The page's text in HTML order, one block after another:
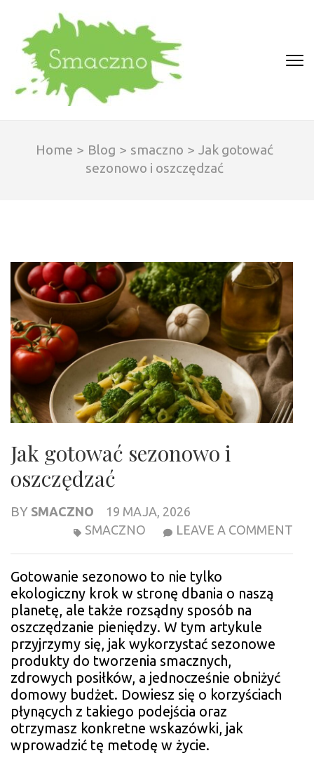
content
(Press
Enter)
Home > Blog > smaczno > Jak gotować
sezonowo i oszczędzać
Jak gotować sezonowo i
oszczędzać
BY SMACZNO
19 MAJA, 2026
LEAVE A COMMENT
SMACZNO
Gotowanie sezonowo to nie tylko
ekologiczny krok w stronę dbania o naszą
planetę, ale także rozsądny sposób na
oszczędzanie pieniędzy. W tym artykule
przyjrzymy się, jak wykorzystać sezonowe
produkty do tworzenia smacznych,
zdrowych posiłków, a jednocześnie obniżyć
domowy budżet. Dowiesz się o korzyściach
płynących z takiego podejścia oraz
otrzymasz konkretne wskazówki, jak
wprowadzić tę metodę w życie.